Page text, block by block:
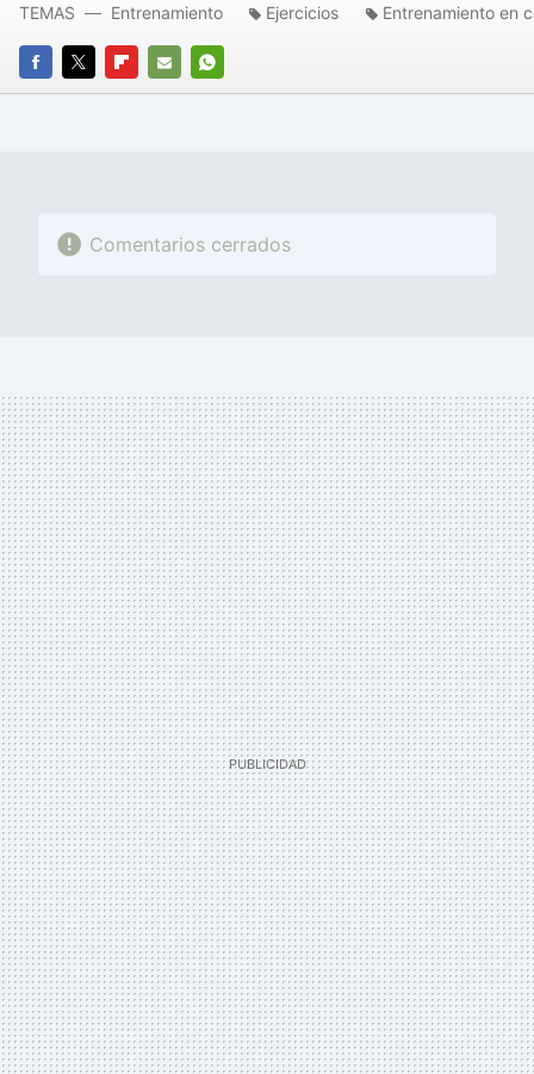
FACEBOOK
TWITTERFLIPBOARD
E-
WHATSAPP
TEMAS Entrenamiento Ejercicios Entrenamiento en
Comentarios cerrados